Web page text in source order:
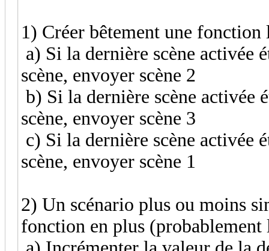
1) Créer bêtement une
a) Si la dernière scène activée
scène, envoyer scène 2
b) Si la dernière scène activée
scène, envoyer scène 3
c) Si la dernière scène activée
scène, envoyer scène 1
2) Un scénario plus ou moins
fonction en plus